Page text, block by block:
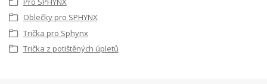
Oblečky pro SPHYNX
Trička pro Sphynx
Trička z potištěných úpletů